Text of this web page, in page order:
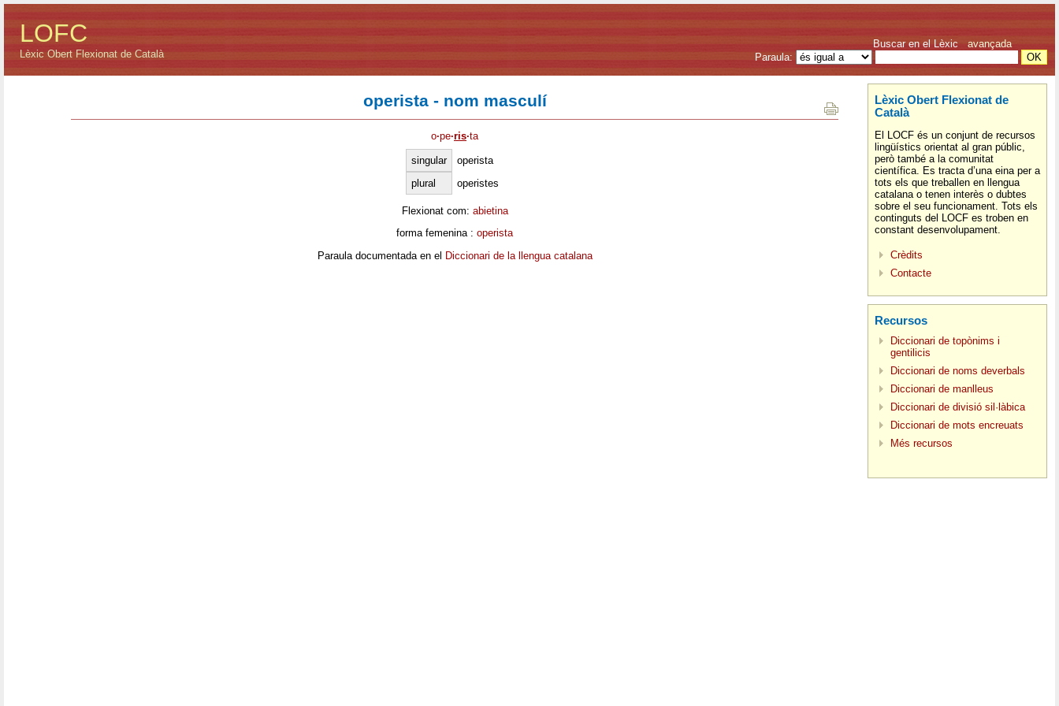
LOFC
Lèxic Obert Flexionat de Català
Buscar en el Lèxic avançada
Paraula:
operista - nom masculí
o·pe·ris·ta
singular
operista
plural
operistes
Flexionat com: abietina
forma femenina : operista
Paraula documentada en el Diccionari de la llengua catalana
Lèxic Obert Flexionat de
Català
El LOCF és un conjunt de recursos
lingüístics orientat al gran públic,
però també a la comunitat
científica. Es tracta d’una eina per a
tots els que treballen en llengua
catalana o tenen interès o dubtes
sobre el seu funcionament. Tots els
continguts del LOCF es troben en
constant desenvolupament.
Crèdits
Contacte
Recursos
Diccionari de topònims i
gentilicis
Diccionari de noms deverbals
Diccionari de manlleus
Diccionari de divisió sil·làbica
Diccionari de mots encreuats
Més recursos